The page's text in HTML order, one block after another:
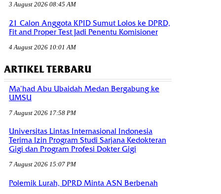
3 August 2026 08:45 AM
21 Calon Anggota KPID Sumut Lolos ke DPRD,
Fit and Proper Test Jadi Penentu Komisioner
4 August 2026 10:01 AM
ARTIKEL TERBARU
Ma’had Abu Ubaidah Medan Bergabung ke
UMSU
7 August 2026 17:58 PM
Universitas Lintas Internasional Indonesia
Terima Izin Program Studi Sarjana Kedokteran
Gigi dan Program Profesi Dokter Gigi
7 August 2026 15:07 PM
Polemik Lurah, DPRD Minta ASN Berbenah